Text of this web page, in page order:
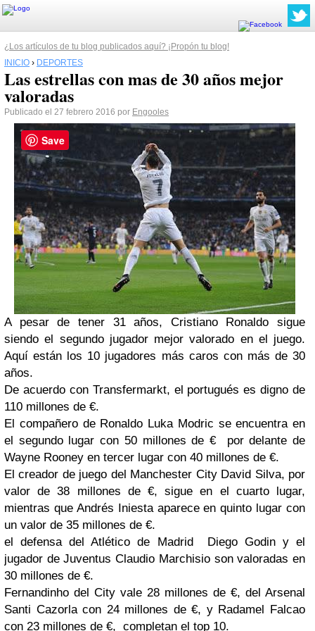
¿Los artículos de tu blog publicados aquí? ¡Propón tu blog!
INICIO › DEPORTES
Las estrellas con mas de 30 años mejor
valoradas
Publicado el 27 febrero 2016 por Engooles
A pesar de tener 31 años, Cristiano Ronaldo sigue
siendo el segundo jugador mejor valorado en el juego.
Aquí están los 10 jugadores más caros con más de 30
años.
De acuerdo con Transfermarkt, el portugués es digno de
110 millones de €.
El compañero de Ronaldo Luka Modric se encuentra en
el segundo lugar con 50 millones de € por delante de
Wayne Rooney en tercer lugar con 40 millones de €.
El creador de juego del Manchester City David Silva, por
valor de 38 millones de €, sigue en el cuarto lugar,
mientras que Andrés Iniesta aparece en quinto lugar con
un valor de 35 millones de €.
el defensa del Atlético de Madrid Diego Godin y el
jugador de Juventus Claudio Marchisio son valoradas en
30 millones de €.
Fernandinho del City vale 28 millones de €, del Arsenal
Santi Cazorla con 24 millones de €, y Radamel Falcao
con 23 millones de €, completan el top 10.
Save